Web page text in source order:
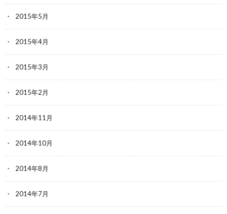
2015年5月
2015年4月
2015年3月
2015年2月
2014年11月
2014年10月
2014年8月
2014年7月